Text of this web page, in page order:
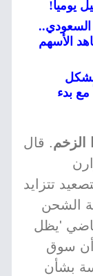
الأسهم
بشكل
بدء
الزخم. قال
تتزايد
الشحن
'يظل
أن سوق
بشأن